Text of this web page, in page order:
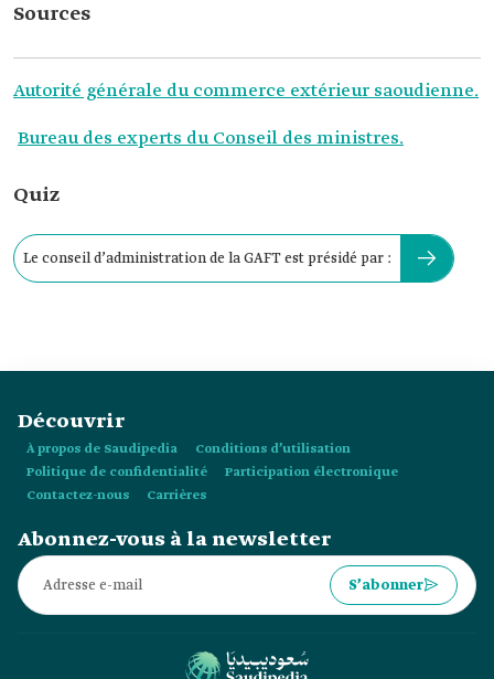
Sources
Autorité générale du commerce extérieur saoudienne.
Bureau des experts du Conseil des ministres.
Quiz
Le conseil d’administration de la GAFT est présidé par :
Découvrir
À propos de Saudipedia
Conditions d’utilisation
Politique de confidentialité
Participation électronique
Contactez-nous
Carrières
Abonnez-vous à la newsletter
S’abonner